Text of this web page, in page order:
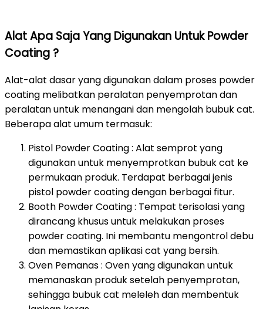
Alat Apa Saja Yang Digunakan Untuk Powder
Coating ?
Alat-alat dasar yang digunakan dalam proses powder
coating melibatkan peralatan penyemprotan dan
peralatan untuk menangani dan mengolah bubuk cat.
Beberapa alat umum termasuk:
Pistol Powder Coating : Alat semprot yang
digunakan untuk menyemprotkan bubuk cat ke
permukaan produk. Terdapat berbagai jenis
pistol powder coating dengan berbagai fitur.
Booth Powder Coating : Tempat terisolasi yang
dirancang khusus untuk melakukan proses
powder coating. Ini membantu mengontrol debu
dan memastikan aplikasi cat yang bersih.
Oven Pemanas : Oven yang digunakan untuk
memanaskan produk setelah penyemprotan,
sehingga bubuk cat meleleh dan membentuk